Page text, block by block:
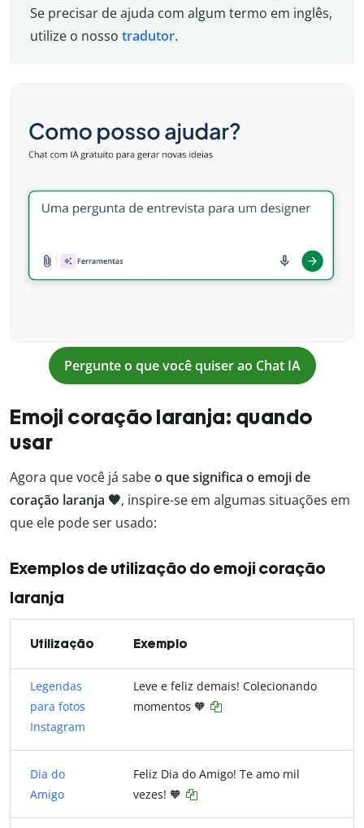
Se precisar de ajuda com algum termo em inglês,
utilize o nosso tradutor.
Pergunte o que você quiser ao Chat IA
Emoji coração laranja: quando
usar
Agora que você já sabeo que significa o emoji de
coração laranja 🧡, inspire-se em algumas situações em
que ele pode ser usado:
Exemplos de utilização do emoji coração
laranja
Utilização Exemplo
Legendas
para fotos
Instagram
Leve e feliz demais! Colecionando
momentos 🧡
Dia do
Amigo
Feliz Dia do Amigo! Te amo mil
vezes! 🧡